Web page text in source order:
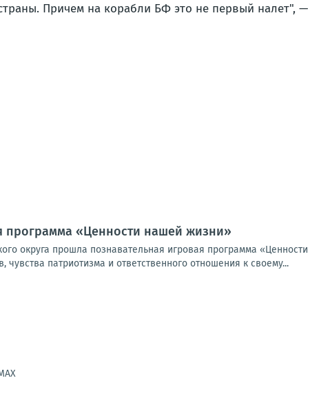
Причем на корабли БФ это не первый налет", —
программа «Ценности нашей жизни»
округа прошла познавательная игровая программа
патриотизма и ответственного отношения к своему...